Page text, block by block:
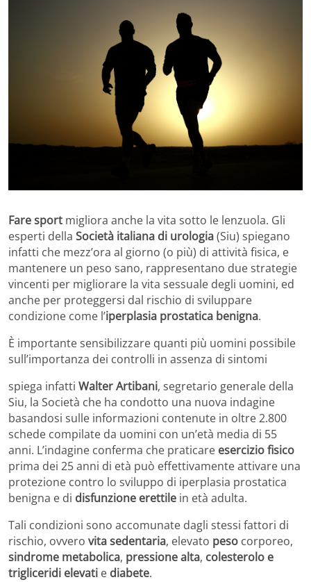
Fare sport migliora anche la vita sotto le lenzuola. Gli
esperti della Società italiana di urologia(Siu) spiegano
infatti che mezz’ora al giorno (o più) di attività fisica, e
mantenere un peso sano, rappresentano due strategie
vincenti per migliorare la vita sessuale degli uomini, ed
anche per proteggersi dal rischio di sviluppare
condizione come l’iperplasia prostatica benigna.
È importante sensibilizzare quanti più uomini possibile
sull’importanza dei controlli in assenza di sintomi
spiega infatti Walter Artibani, segretario generale della
Siu, la Società che ha condotto una nuova indagine
basandosi sulle informazioni contenute in oltre 2.800
schede compilate da uomini con un’età media di 55
anni. L’indagine conferma che praticare esercizio fisico
prima dei 25 anni di età può effettivamente attivare una
protezione contro lo sviluppo di iperplasia prostatica
benigna e di disfunzione erettile in età adulta.
Tali condizioni sono accomunate dagli stessi fattori di
rischio, ovvero vita sedentaria, elevato peso corporeo,
sindrome metabolica, pressione alta, colesterolo e
trigliceridi elevati e diabete.